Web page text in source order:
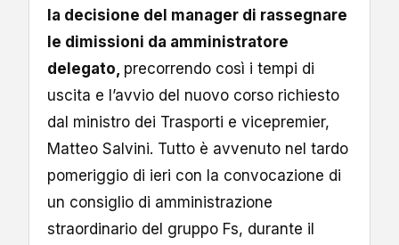
la decisione del manager di rassegnare
le dimissioni da amministratore
delegato, precorrendo così i tempi di
uscita e l’avvio del nuovo corso richiesto
dal ministro dei Trasporti e vicepremier,
Matteo Salvini. Tutto è avvenuto nel tardo
pomeriggio di ieri con la convocazione di
un consiglio di amministrazione
straordinario del gruppo Fs, durante il